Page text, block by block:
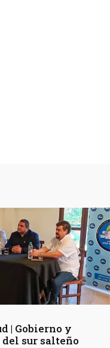
| Gobierno y
sur salteño